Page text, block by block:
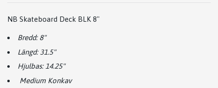
NB Skateboard Deck BLK 8"
Bredd: 8"
Längd: 31.5"
Hjulbas: 14.25"
Medium Konkav